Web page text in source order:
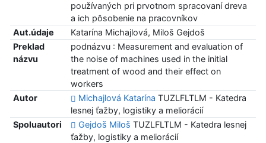
používaných pri prvotnom spracovaní dreva
a ich pôsobenie na pracovníkov
Aut.údaje
Katarína Michajlová, Miloš Gejdoš
Preklad
názvu
podnázvu : Measurement and evaluation of
the noise of machines used in the initial
treatment of wood and their effect on
workers
Autor
Michajlová Katarína TUZLFLTLM - Katedra
lesnej ťažby, logistiky a meliorácií
Spoluautori
Gejdoš Miloš TUZLFLTLM - Katedra lesnej
ťažby, logistiky a meliorácií